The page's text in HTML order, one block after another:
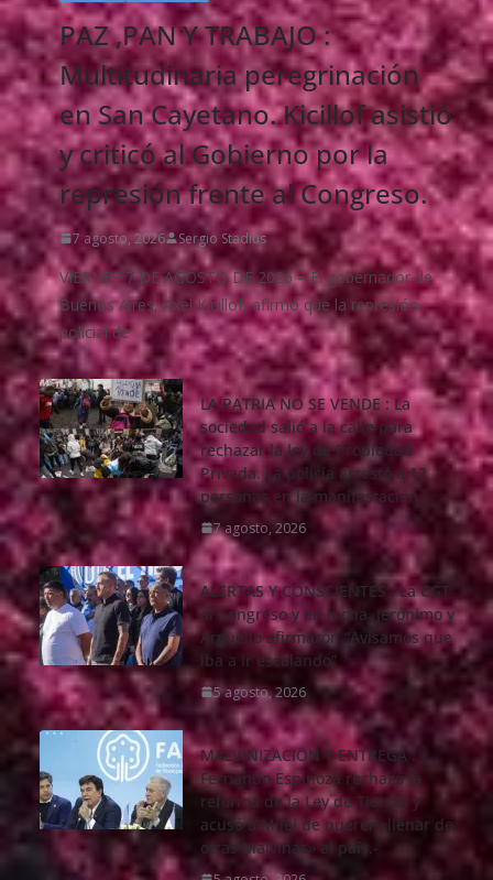
PAZ ,PAN Y TRABAJO :
Multitudinaria peregrinación
en San Cayetano. Kicillof asistió
y criticó al Gobierno por la
represión frente al Congreso.
7 agosto, 2026 Sergio Stadius
VIERNES 7 DE AGOSTO DE 2026 – El gobernador de
Buenos Aires, Axel Kicillof, afirmó que la represión
policial de
LA PATRIA NO SE VENDE : La
sociedad salió a la calle para
rechazar la ley de Propiedad
Privada. La policía arrestó a 12
personas en la manifestación.-
7 agosto, 2026
ALERTAS Y CONSCIENTES : La CGT
al Congreso y en lucha. Jerónimo y
Arguello afirmaron “Avisamos que
iba a ir escalando”
5 agosto, 2026
MALVINIZACIÖN Y ENTREGA :
Fernando Espinoza rechazó la
reforma de la Ley de Tierras y
acusó a Milei de querer «llenar de
otras Malvinas» al país.-